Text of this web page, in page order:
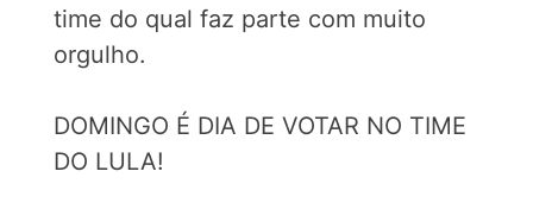
time do qual faz parte com muito
orgulho.
DOMINGO É DIA DE VOTAR NO TIME
DO LULA!